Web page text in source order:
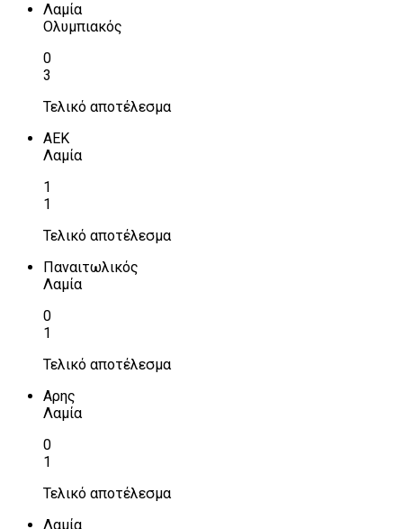
Λαμία
Ολυμπιακός
0
3
Τελικό αποτέλεσμα
ΑΕΚ
Λαμία
1
1
Τελικό αποτέλεσμα
Παναιτωλικός
Λαμία
0
1
Τελικό αποτέλεσμα
Αρης
Λαμία
0
1
Τελικό αποτέλεσμα
Λαμία